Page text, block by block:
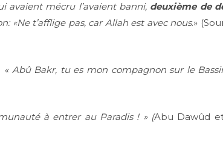
avaient mécru l’avaient banni, deuxième de
«Ne t’afflige pas, car Allah est avec nous.»
« Abû Bakr, tu es mon compagnon sur le
à entrer au Paradis ! » (Abu Dawûd